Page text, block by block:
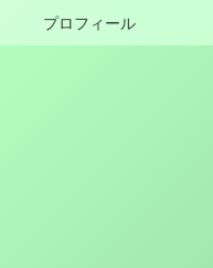
プロフィール